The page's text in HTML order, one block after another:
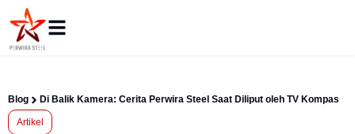
Blog Di Balik Kamera: Cerita Perwira Steel Saat Diliput oleh TV Kompas
Artikel